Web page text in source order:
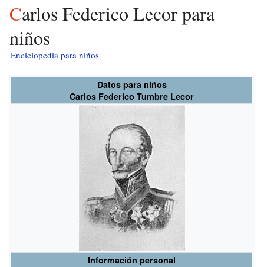
Carlos Federico Lecor para
niños
Enciclopedia para niños
Datos para niños
Carlos Federico Tumbre Lecor
Información personal